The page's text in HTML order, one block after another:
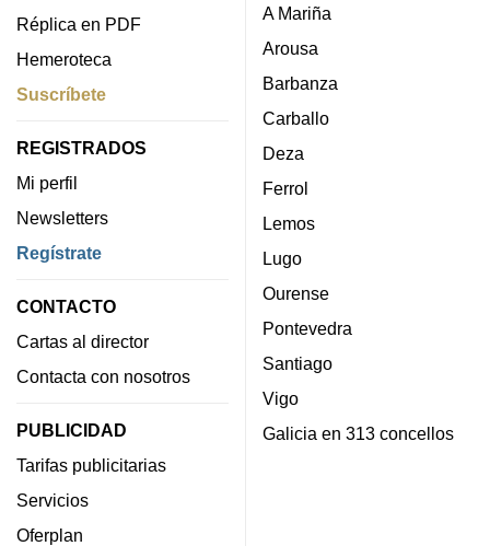
Réplica en PDF
Hemeroteca
Suscríbete
REGISTRADOS
Mi perfil
Newsletters
Regístrate
CONTACTO
Cartas al director
Contacta con nosotros
PUBLICIDAD
Tarifas publicitarias
Servicios
Oferplan
A Mariña
Arousa
Barbanza
Carballo
Deza
Ferrol
Lemos
Lugo
Ourense
Pontevedra
Santiago
Vigo
Galicia en 313 concellos